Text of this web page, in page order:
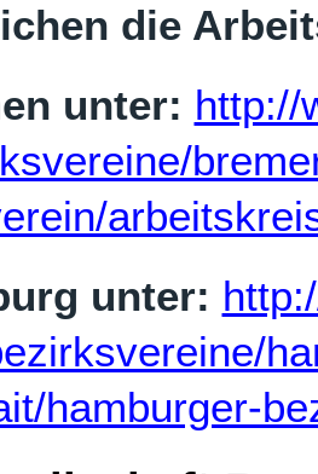
die
unter: http://
unter:
hamburger-